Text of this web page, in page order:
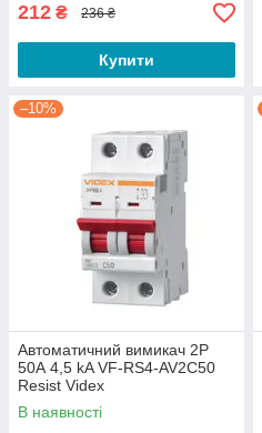
212 ₴ 236 ₴
Купити
–10%
Автоматичний вимикач 2Р
50А 4,5 kA VF-RS4-AV2C50
Resist Videx
В наявності